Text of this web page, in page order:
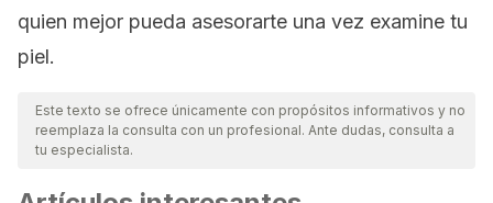
quien mejor pueda asesorarte una vez examine tu
piel.
Este texto se ofrece únicamente con propósitos informativos y no
reemplaza la consulta con un profesional. Ante dudas, consulta a
tu especialista.